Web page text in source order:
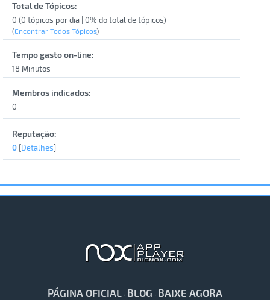
Total de Tópicos:
0 (0 tópicos por dia | 0% do total de tópicos)
(Encontrar Todos Tópicos)
Tempo gasto on-line:
18 Minutos
Membros indicados:
0
Reputação:
0 [Detalhes]
PÁGINA OFICIAL · BLOG · BAIXE AGORA